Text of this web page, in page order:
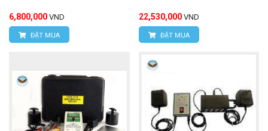
6,800,000 VND
ĐẶT MUA
22,530,000 VND
ĐẶT MUA